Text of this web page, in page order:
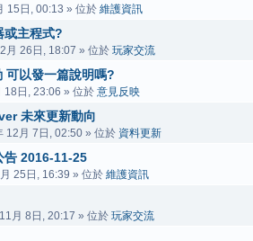
15日, 00:13 » 位於 維護資訊
或主程式?
月 26日, 18:07 » 位於 玩家交流
可以發一篇說明嗎?
18日, 23:06 » 位於 意見反映
未來更新動向
12月 7日, 02:50 » 位於 資料更新
告 2016-11-25
25日, 16:39 » 位於 維護資訊
月 8日, 20:17 » 位於 玩家交流